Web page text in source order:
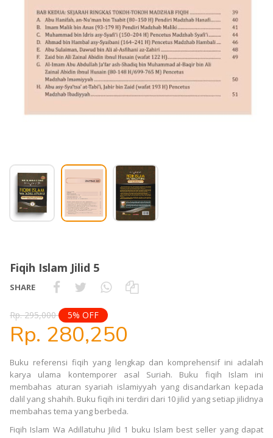
Fiqih Islam Jilid 5
SHARE
Rp. 295,000 5% OFF
Rp. 280,250
Buku referensi fiqih yang lengkap dan komprehensif ini adalah
karya ulama kontemporer asal Suriah. Buku fiqih Islam ini
membahas aturan syariah islamiyyah yang disandarkan kepada
dalil yang shahih. Buku fiqih ini terdiri dari 10 jilid yang setiap jilidnya
membahas tema yang berbeda.
Fiqih Islam Wa Adillatuhu Jilid 1 buku Islam best seller yang dapat